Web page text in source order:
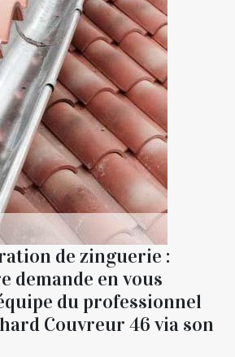
de zinguerie :
demande en vous
du professionnel
Couvreur 46 via son